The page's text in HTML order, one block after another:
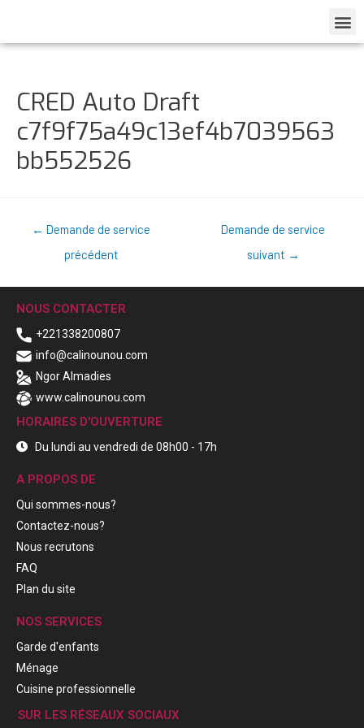
CRED Auto Draft
c7f9f75a49c13ef4b7039563
bb552526
← Demande de service
précédent
Demande de service
suivant →
NOUS CONTACTER
+221338200807
info@calinounou.com
Ngor Almadies
www.calinounou.com
HORAIRES D'OUVERTURE
Du lundi au vendredi de 08h00 - 17h
A PROPOS DE
Qui sommes-nous?
Contactez-nous?
Nous recrutons
FAQ
Plan du site
NOS SERVICES
Garde d'enfants
Ménage
Cuisine professionnelle
SUR LES RÉSEAUX SOCIAUX